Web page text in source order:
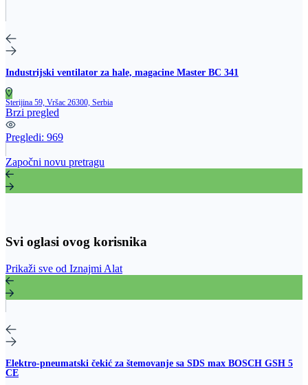
Industrijski ventilator za hale, magacine Master BC 341
Sterijina 59, Vršac 26300, Serbia
Brzi pregled
Pregledi: 969
Započni novu pretragu
Svi oglasi ovog korisnika
Prikaži sve od Iznajmi Alat
Elektro-pneumatski čekić za štemovanje sa SDS max BOSCH GSH 5
CE